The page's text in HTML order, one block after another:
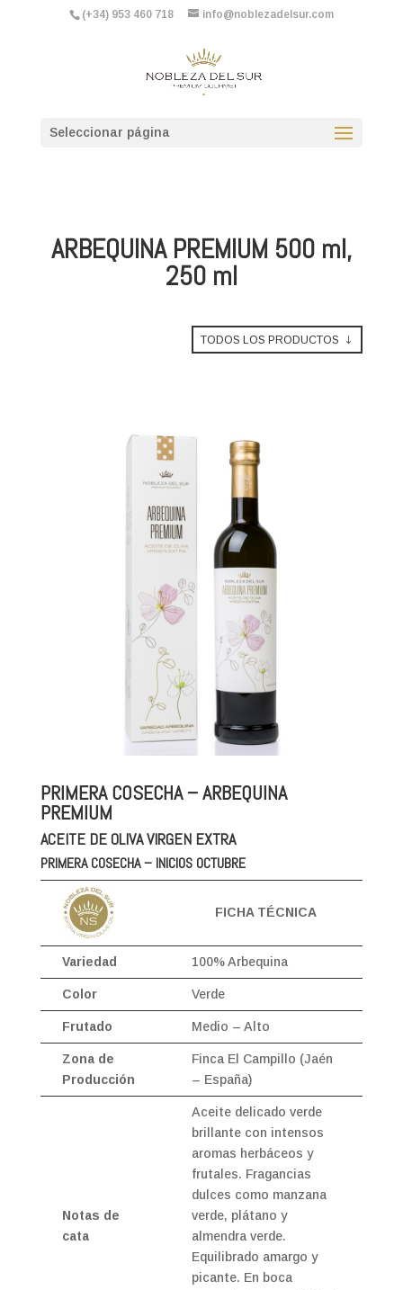
(+34) 953 460 718 info@noblezadelsur.com
Seleccionar página
ARBEQUINA PREMIUM 500 ml,
250 ml
TODOS LOS PRODUCTOS
PRIMERA COSECHA – ARBEQUINA
PREMIUM
ACEITE DE OLIVA VIRGEN EXTRA
PRIMERA COSECHA – INICIOS OCTUBRE
FICHA TÉCNICA
Variedad 100% Arbequina
Color Verde
Frutado Medio – Alto
Zona de
Producción
Finca El Campillo (Jaén
– España)
Notas de
cata
Aceite delicado verde
brillante con intensos
aromas herbáceos y
frutales. Fragancias
dulces como manzana
verde, plátano y
almendra verde.
Equilibrado amargo y
picante. En boca